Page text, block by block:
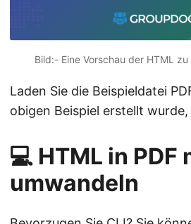
Bild:- Eine Vorschau der HTML
Laden Sie die Beispieldatei
obigen Beispiel erstellt
💻 HTML in PDF
umwandeln